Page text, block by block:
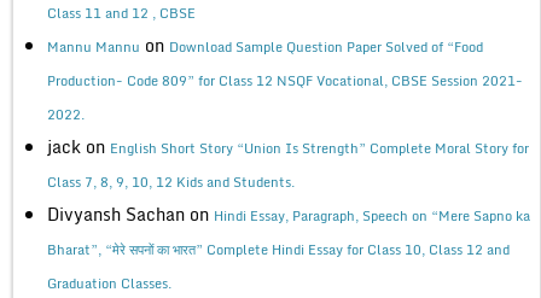
Class 11 and 12 , CBSE
Mannu Mannu on Download Sample Question Paper Solved of “Food
Production- Code 809” for Class 12 NSQF Vocational, CBSE Session 2021-
2022.
jack on English Short Story “Union Is Strength” Complete Moral Story for
Class 7, 8, 9, 10, 12 Kids and Students.
Divyansh Sachan on Hindi Essay, Paragraph, Speech on “Mere Sapno ka
Bharat”, “मेरे सपनों का भारत” Complete Hindi Essay for Class 10, Class 12 and
Graduation Classes.